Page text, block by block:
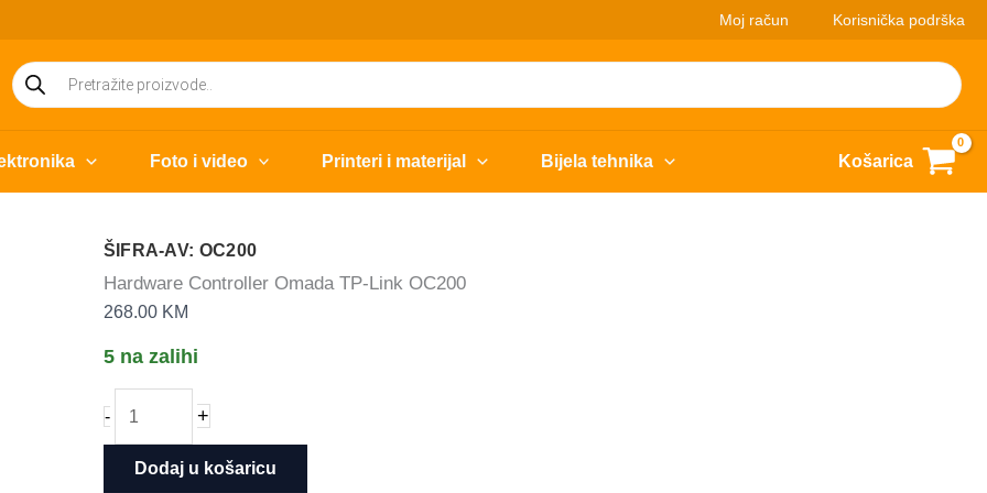
Moj račun Korisnička podrška
Products
search
Foto i video Printeri i materijal Bijela tehnika Košarica
ŠIFRA-AV: OC200
Hardware Controller Omada TP-Link OC200
268.00 KM
5 na zalihi
-
Controller
+
Dodaj u košaricu